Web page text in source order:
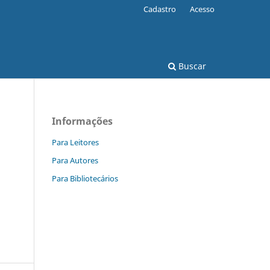
Buscar
Cadastro Acesso
Informações
Para Leitores
Para Autores
Para Bibliotecários